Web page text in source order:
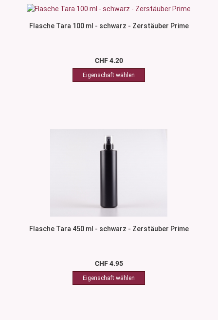
Flasche Tara 100 ml - schwarz - Zerstäuber Prime
CHF 4.20
Flasche Tara 450 ml - schwarz - Zerstäuber Prime
CHF 4.95